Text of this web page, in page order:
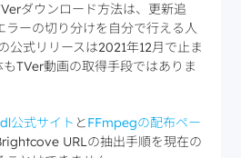
ダウンロード方法は、更新追
ラーの切り分けを自分で行える人
公式リリースは2021年12月で止ま
TVer動画の取得手段ではありま
公式サイト とFFmpegの配布ペー
URLの抽出手順を現在の